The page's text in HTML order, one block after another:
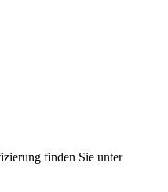
finden Sie unter